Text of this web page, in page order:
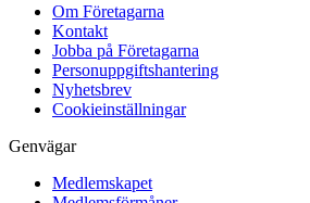
Om Företagarna
Kontakt
Jobba på Företagarna
Personuppgiftshantering
Nyhetsbrev
Cookieinställningar
Genvägar
Medlemskapet